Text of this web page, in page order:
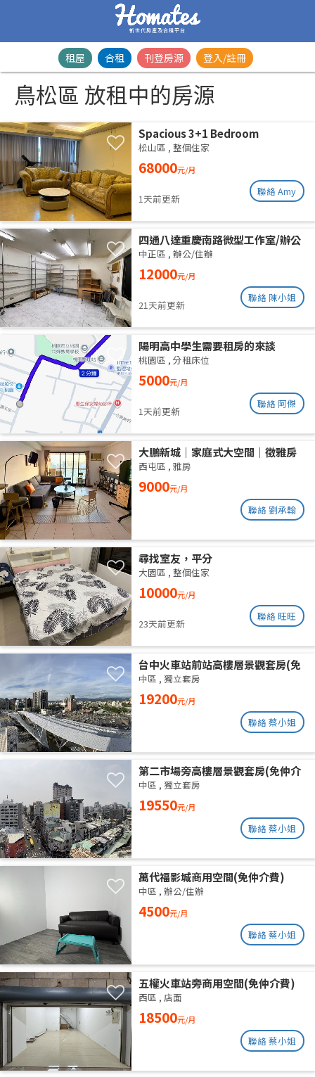
新世代房產及合租平台
租屋 合租 刊登房源 登入/註冊
鳥松區 放租中的房源
Spacious 3+1 Bedroom
Residence | Songshan District |
Taipei Arena MRTSpacious 42-
Ping Designer Apartment | Near
松山區 , 整個住家
68000元/月
1天前更新
聯絡 Amy
四通八達重慶南路微型工作室/辦公
室出租
中正區 , 辦公/住辦
12000元/月
21天前更新
聯絡 陳小姐
陽明高中學生需要租房的來談
桃園區 , 分租床位
5000元/月
1天前更新
聯絡 阿傑
大鵬新城｜家庭式大空間｜徵雅房
室友 1 人
西屯區 , 雅房
9000元/月
聯絡 劉承翰
尋找室友，平分
大園區 , 整個住家
10000元/月
23天前更新
聯絡 旺旺
台中火車站前站高樓層景觀套房(免
仲介費)
中區 , 獨立套房
19200元/月
聯絡 蔡小姐
第二市場旁高樓層景觀套房(免仲介
費)
中區 , 獨立套房
19550元/月
聯絡 蔡小姐
萬代福影城商用空間(免仲介費)
中區 , 辦公/住辦
4500元/月
聯絡 蔡小姐
五權火車站旁商用空間(免仲介費)
西區 , 店面
18500元/月
聯絡 蔡小姐